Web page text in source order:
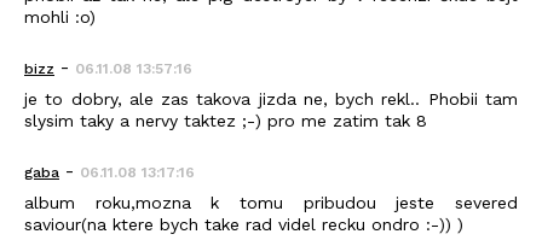
mohli :o)
bizz - 06.11.08 13:57:16
je to dobry, ale zas takova jizda ne, bych rekl.. Phobii tam
slysim taky a nervy taktez ;-) pro me zatim tak 8
gaba - 06.11.08 13:17:16
album roku,mozna k tomu pribudou jeste severed
saviour(na ktere bych take rad videl recku ondro :-)) )